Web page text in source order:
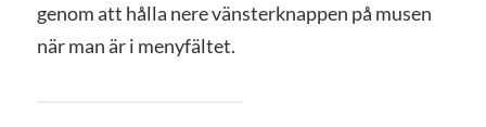
genom att hålla nere vänsterknappen på musen
när man är i menyfältet.